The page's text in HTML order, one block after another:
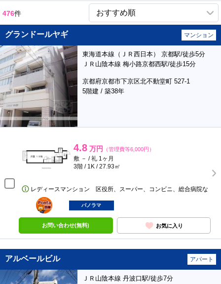
476件
グランドールヤギ マンション
東海道本線（ＪＲ西日本） 京都駅/徒歩5分
ＪＲ山陰本線 梅小路京都西駅/徒歩15分
京都府京都市下京区北不動堂町 527-1
5階建 / 築38年
4.8 万円 （管理費等6,000円）
敷 － / 礼 1ヶ月
3階 / 1K / 27.93㎡
レディースマンション 区役所、スーパー、コンビニ、総合病院な
ポンタ
部屋
パノラマ
お問い合わせ(無料) お気に入り
アルベールビル アパート
ＪＲ山陰本線 丹波口駅/徒歩7分